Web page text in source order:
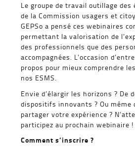
Le groupe de travail outillage
de la Commission usagers et
GEPSo a pensé ces webinaires
permettant la valorisation de
des professionnels que des
accompagnées. L’occasion
propos pour mieux comprendre
nos ESMS.
Envie d’élargir les horizons ? De
dispositifs innovants ? Ou même
partager votre expérience ?
participez au prochain webinaire !
Comment s’inscrire ?